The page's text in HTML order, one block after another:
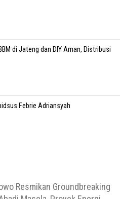
di Jateng dan DIY Aman, Distribusi
Febrie Adriansyah
Resmikan Groundbreaking